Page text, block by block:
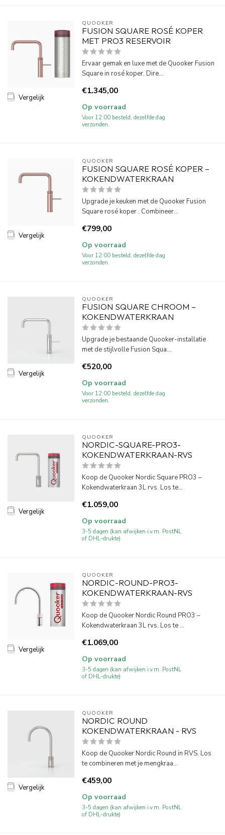
Vergelijk
QUOOKER
FUSION SQUARE ROSÉ KOPER
MET PRO3 RESERVOIR
Ervaar gemak en luxe met de Quooker Fusion
Square in rosé koper. Dire...
€1.345,00
Op voorraad
Voor 12:00 besteld, dezelfde dag
verzonden.
Vergelijk
QUOOKER
FUSION SQUARE ROSÉ KOPER –
KOKENDWATERKRAAN
Upgrade je keuken met de Quooker Fusion
Square rosé koper . Combineer...
€799,00
Op voorraad
Voor 12:00 besteld, dezelfde dag
verzonden.
Vergelijk
QUOOKER
FUSION SQUARE CHROOM –
KOKENDWATERKRAAN
Upgrade je bestaande Quooker-installatie
met de stijlvolle Fusion Squa...
€520,00
Op voorraad
Voor 12:00 besteld, dezelfde dag
verzonden.
Vergelijk
QUOOKER
NORDIC-SQUARE-PRO3-
KOKENDWATERKRAAN-RVS
Koop de Quooker Nordic Square PRO3 –
Kokendwaterkraan 3L rvs. Los te...
€1.059,00
Op voorraad
3-5 dagen (kan afwijken i.v.m. PostNL
of DHL-drukte)
Vergelijk
QUOOKER
NORDIC-ROUND-PRO3-
KOKENDWATERKRAAN-RVS
Koop de Quooker Nordic Round PRO3 –
Kokendwaterkraan 3L rvs. Los te ...
€1.069,00
Op voorraad
3-5 dagen (kan afwijken i.v.m. PostNL
of DHL-drukte)
Vergelijk
QUOOKER
NORDIC ROUND
KOKENDWATERKRAAN - RVS
Koop de Quooker Nordic Round in RVS. Los
te combineren met je mengkraa...
€459,00
Op voorraad
3-5 dagen (kan afwijken i.v.m. PostNL
of DHL-drukte)